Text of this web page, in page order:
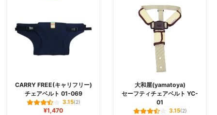
CARRY FREE(キャリフリー)
チェアベルト 01-069
3.15(2)
¥1,470
大和屋(yamatoya)
セーフティチェアベルト YC-
01
3.15(2)